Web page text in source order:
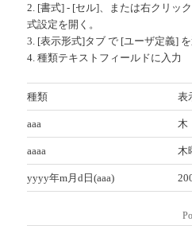
2. [書式] - [セル]、または右クリッ
式設定を開く。
3. [表示形式]タブ で [ユーザ定義]
4. 種類テキストフィールドに入力
種類 表
aaa 木
aaaa 木
yyyy年m月d日(aaa)